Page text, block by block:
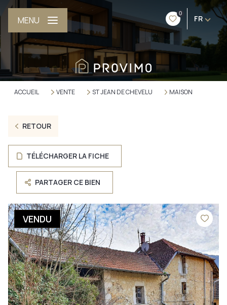
0
FR
MENU
ACCUEIL VENTE ST JEAN DE CHEVELU MAISON
RETOUR
TÉLÉCHARGER LA FICHE
PARTAGER CE BIEN
VENDU